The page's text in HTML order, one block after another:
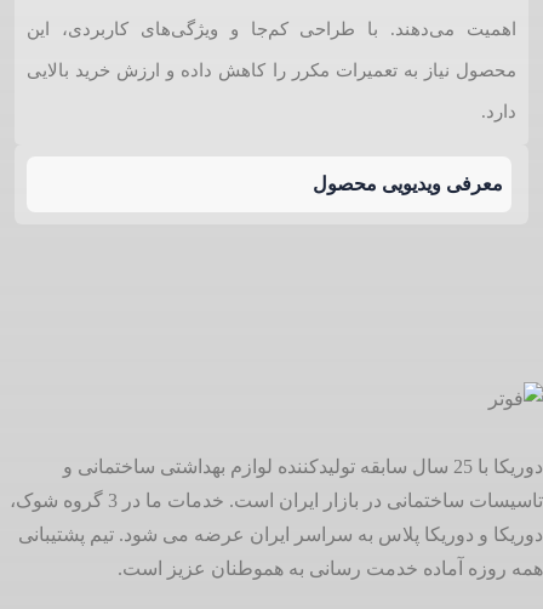
اهمیت می‌دهند. با طراحی کم‌جا و ویژگی‌های کاربردی، این
محصول نیاز به تعمیرات مکرر را کاهش داده و ارزش خرید بالایی
دارد.
معرفی ویدیویی محصول
دوریکا با 25 سال سابقه تولیدکننده لوازم بهداشتی ساختمانی و
تاسیسات ساختمانی در بازار ایران است. خدمات ما در 3 گروه شوک،
دوریکا و دوریکا پلاس به سراسر ایران عرضه می شود. تیم پشتیبانی
همه روزه آماده خدمت رسانی به هموطنان عزیز است.